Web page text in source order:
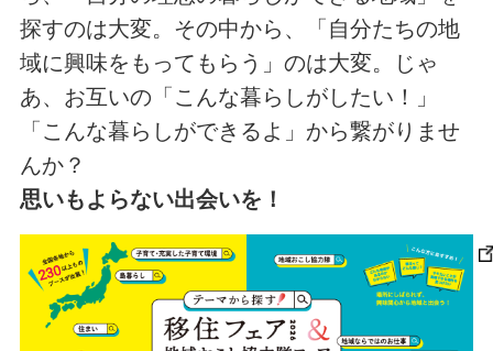
探すのは大変。その中から、「自分たちの地
域に興味をもってもらう」のは大変。じゃ
あ、お互いの「こんな暮らしがしたい！」
「こんな暮らしができるよ」から繋がりませ
んか？
思いもよらない出会いを！